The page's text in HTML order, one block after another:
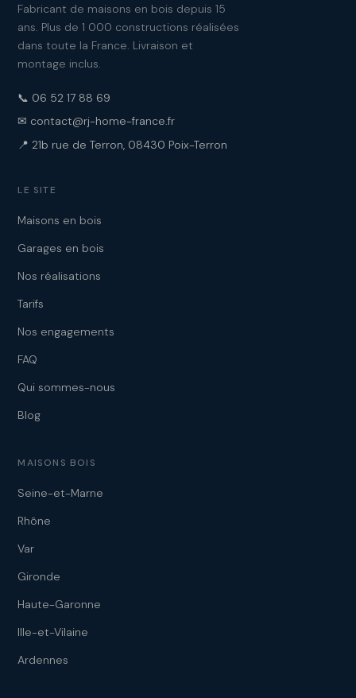
Fabricant de maisons en bois depuis 15
ans. Plus de 1 000 constructions réalisées
dans toute la France. Livraison et
montage inclus.
📞 06 52 17 88 69
✉ contact@rj-home-france.fr
📍 21b rue de Terron, 08430 Poix-Terron
LE SITE
Maisons en bois
Garages en bois
Nos réalisations
Tarifs
Nos engagements
FAQ
Qui sommes-nous
Blog
MAISONS BOIS
Seine-et-Marne
Rhône
Var
Gironde
Haute-Garonne
Ille-et-Vilaine
Ardennes